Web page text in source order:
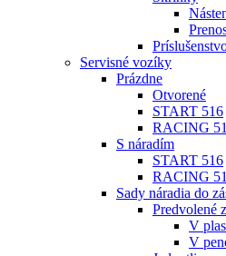
Servisné vozíky
Prázdne
Otvorené
START 516
RACING
S náradím
START 516
RACING
Sady náradia do
Predvolené
V
V